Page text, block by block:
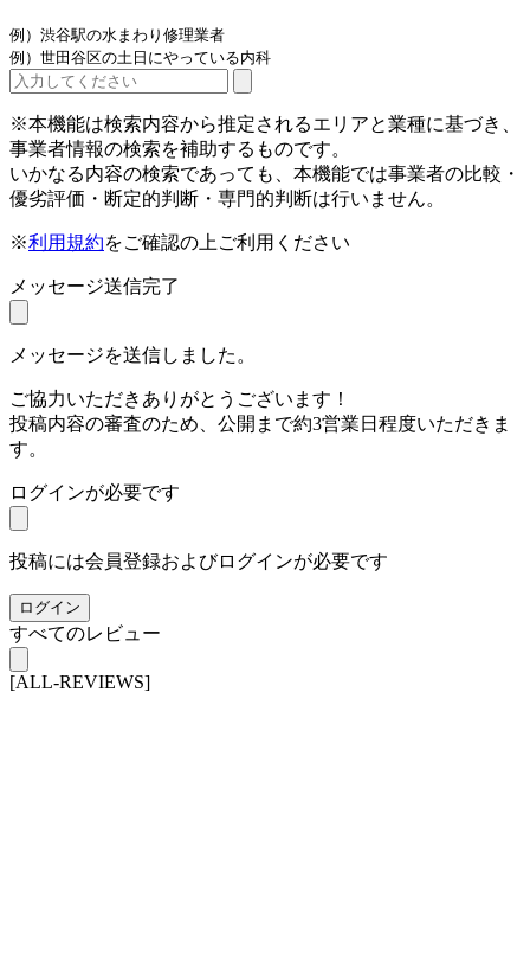
例）渋谷駅の水まわり修理業者
例）世田谷区の土日にやっている内科
※本機能は検索内容から推定されるエリアと業種に基づき、
事業者情報の検索を補助するものです。
いかなる内容の検索であっても、本機能では事業者の比較・
優劣評価・断定的判断・専門的判断は行いません。
※利用規約をご確認の上ご利用ください
メッセージ送信完了
メッセージを送信しました。
ご協力いただきありがとうございます！
投稿内容の審査のため、公開まで約3営業日程度いただきま
す。
ログインが必要です
投稿には会員登録およびログインが必要です
ログイン
すべてのレビュー
[ALL-REVIEWS]